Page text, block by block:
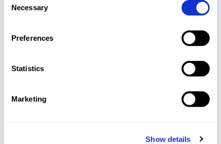
"Reject cookies" button.
Selection
Necessary
Preferences
Statistics
Marketing
Show details